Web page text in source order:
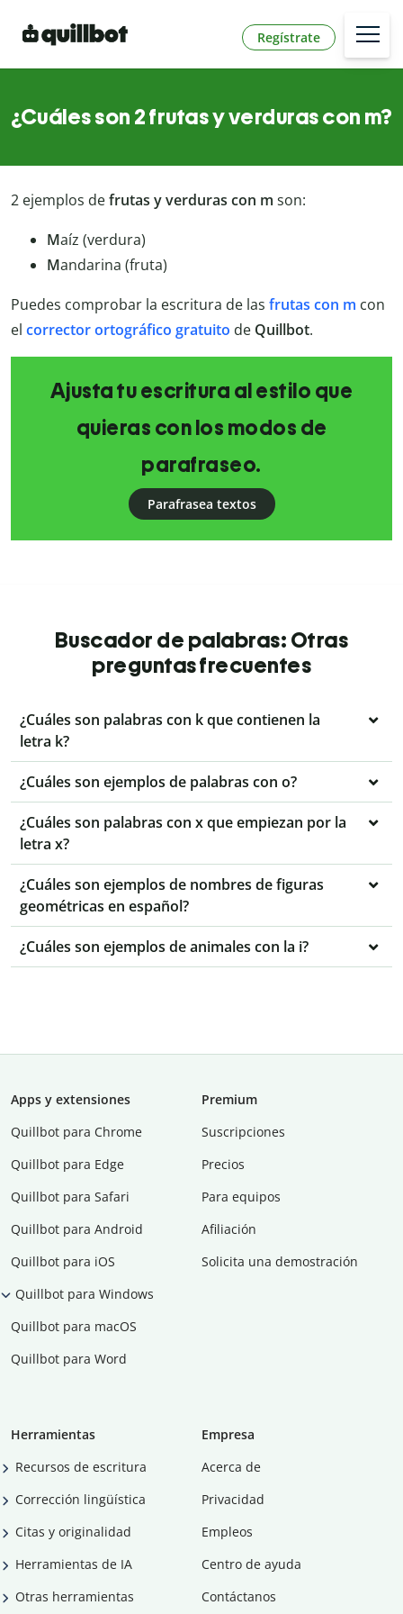
Regístrate
¿Cuáles son 2 frutas y verduras con m?
2 ejemplos defrutas y verduras con m son:
Maíz (verdura)
Mandarina (fruta)
Puedes comprobar la escritura de las frutas con m con
el corrector ortográfico gratuito de Quillbot.
Ajusta tu escritura al estilo que
quieras con los modos de
parafraseo.
Parafrasea textos
Buscador de palabras: Otras
preguntas frecuentes
¿Cuáles son palabras con k que contienen la
letra k?
¿Cuáles son ejemplos de palabras con o?
¿Cuáles son palabras con x que empiezan por la
letra x?
¿Cuáles son ejemplos de nombres de figuras
geométricas en español?
¿Cuáles son ejemplos de animales con la i?
Apps y extensiones
Quillbot para Chrome
Quillbot para Edge
Quillbot para Safari
Quillbot para Android
Quillbot para iOS
Quillbot para Windows
Quillbot para macOS
Quillbot para Word
Premium
Suscripciones
Precios
Para equipos
Afiliación
Solicita una demostración
Herramientas
Recursos de escritura
Corrección lingüística
Citas y originalidad
Herramientas de IA
Otras herramientas
Empresa
Acerca de
Privacidad
Empleos
Centro de ayuda
Contáctanos